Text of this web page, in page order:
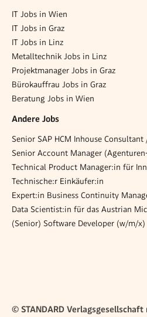
IT Jobs in Wien
IT Jobs in Graz
IT Jobs in Linz
Metalltechnik Jobs in Linz
Projektmanager Jobs in Graz
Bürokauffrau Jobs in Graz
Beratung Jobs in Wien
Andere Jobs
Senior SAP HCM Inhouse
Senior Account Manager
Technische:r Einkäufer:in
Data Scientist:in für das Austrian
(Senior) Software Developer (w/m/x)
© STANDARD Verlagsgesellschaft